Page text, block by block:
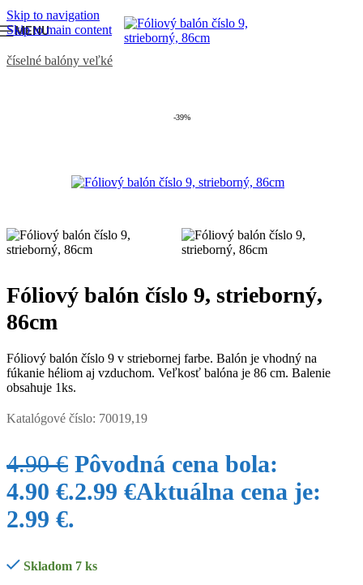
Skip to navigation
Skip to main content
MENU
Fóliové balóny v tvare čísla
číselné balóny veľké
-39%
Fóliový balón číslo 9, strieborný,
86cm
Fóliový balón číslo 9 v striebornej farbe. Balón je vhodný na
fúkanie héliom aj vzduchom. Veľkosť balóna je 86 cm. Balenie
obsahuje 1ks.
Katalógové číslo: 70019,19
4.90€ Pôvodná cena bola:
4.90 €.2.99 €Aktuálna cena je:
2.99 €.
Skladom 7 ks